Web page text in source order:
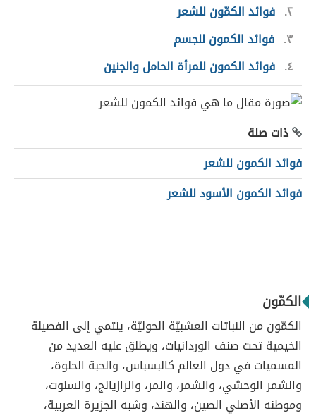
٢ فوائد الكمّون للشعر
٣ فوائد الكمون للجسم
٤ فوائد الكمون للمرأة الحامل والجنين
ذات صلة
فوائد الكمون للشعر
فوائد الكمون الأسود للشعر
الكمّون
الكمّون من النباتات العشبيّة الحوليّة، ينتمي إلى الفصيلة
الخيمية تحت صنف الوردانيات، ويطلق عليه العديد من
المسميات في دول العالم كالبسباس، والحبة الحلوة،
والشمر الوحشي، والشمر، والمر، والرازيانج، والسنوت،
وموطنه الأصلي الصين، والهند، وشبه الجزيرة العربية،